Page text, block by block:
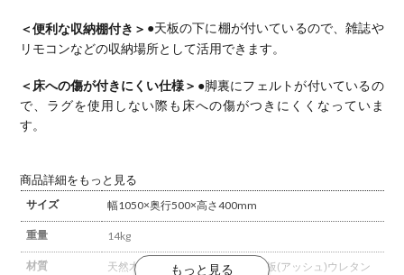
＜便利な収納棚付き＞ ●天板の下に棚が付いているので、雑誌や
リモコンなどの収納場所として活用できます。
＜床への傷が付きにくい仕様＞ ●脚裏にフェルトが付いているの
で、ラグを使用しない際も床への傷がつきにくくなっていま
す。
商品詳細をもっと見る
サイズ
幅1050×奥行500×高さ400mm
重量 14kg
材質 天然木(アッシュ)天然木化粧繊維板(アッシュ)ウレタン